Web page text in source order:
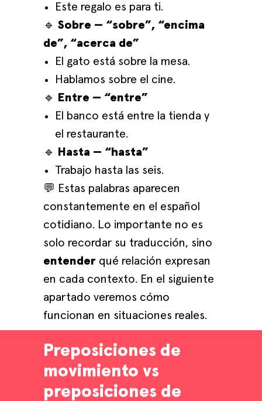
Este regalo es para ti.
🔹 Sobre — “sobre”, “encima
de”, “acerca de”
El gato está sobre la mesa.
Hablamos sobre el cine.
🔹
Entre — “entre”
El banco está entre la tienda y
el restaurante.
🔹
Hasta — “hasta”
Trabajo hasta las seis.
💬 Estas palabras aparecen
constantemente en el español
cotidiano. Lo importante no es
solo recordar su traducción, sino
entender qué relación expresan
en cada contexto. En el siguiente
apartado veremos cómo
funcionan en situaciones reales.
Preposiciones de
movimiento vs
preposiciones de